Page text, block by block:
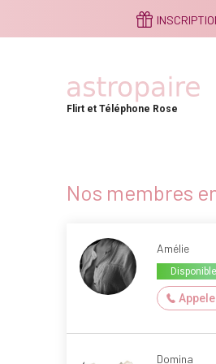
contenu
Flirt et Téléphone Rose
Nos membres
Amélie
Disponible
Domina